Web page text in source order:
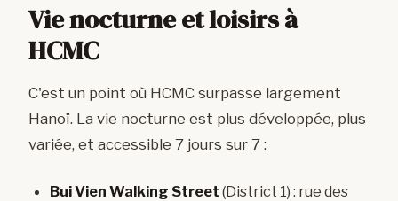
Vie nocturne et loisirs à
HCMC
C'est un point où HCMC surpasse largement
Hanoï. La vie nocturne est plus développée, plus
variée, et accessible 7 jours sur 7 :
Bui Vien Walking Street (District 1) : rue des